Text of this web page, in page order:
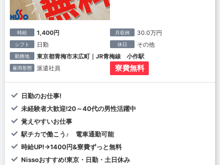
時給 1,400円 月収例 30.0万円
シフト 日勤 休日 その他
勤務地 東京都青梅市末広町｜JR青梅線 小作駅
雇用形態 派遣社員 寮費無料
日勤のお仕事!
未経験者大歓迎!20～40代の男性活躍中
覚えやすいお仕事
駅チカで働こう♪ 電車通勤可能
時給UP!→1400円&寮費ずっと無料
Nissoおすすめ!東京・日勤・土日休み